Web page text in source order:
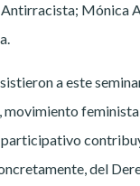
Mónica
a este
movimiento
del